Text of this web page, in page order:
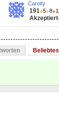
Carotty
191●5●8●